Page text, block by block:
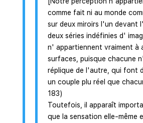
comme fait ni au monde
sur deux miroirs l'un devant
deux séries indéfinies d'
n' appartiennent vraiment à
surfaces, puisque chacune
réplique de l'autre, qui font
un couple plu réel que
183)
Toutefois, il apparaît
que la sensation elle-même